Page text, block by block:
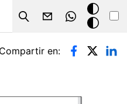
Search
Modo
oscuro
Compartir en: